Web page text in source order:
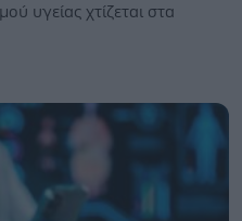
υγείας χτίζεται στα